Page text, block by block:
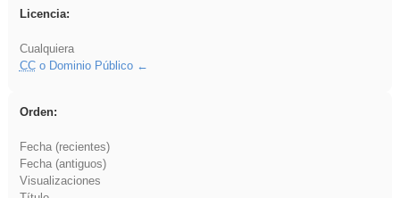
Licencia:
Cualquiera
CCo Dominio Público
Orden:
Fecha (recientes)
Fecha (antiguos)
Visualizaciones